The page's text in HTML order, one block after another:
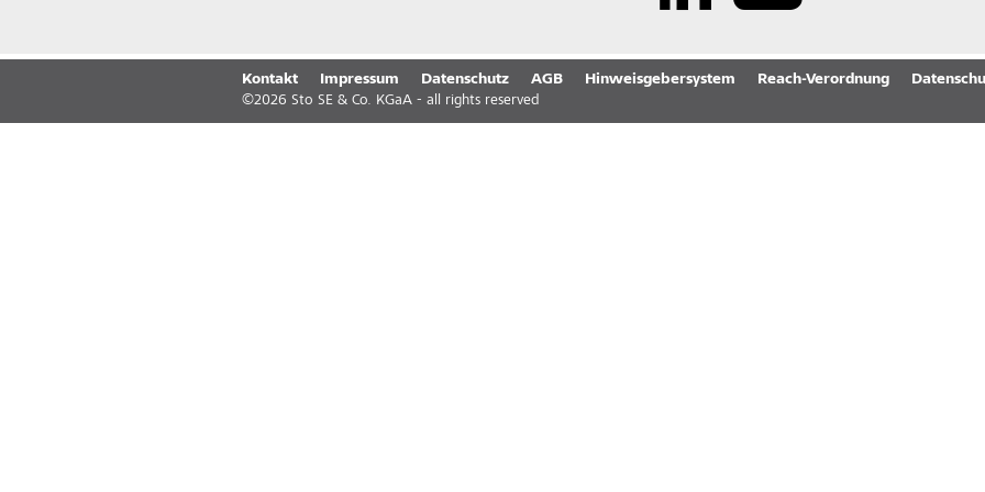
Kontakt Impressum Datenschutz AGB Hinweisgebersystem Reach-Verordnung
©2026 Sto SE & Co. KGaA - all rights reserved